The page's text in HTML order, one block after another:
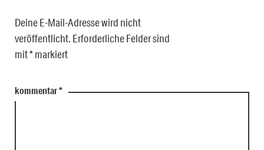
Deine E-Mail-Adresse wird nicht
veröffentlicht. Erforderliche Felder sind
mit*markiert
kommentar*